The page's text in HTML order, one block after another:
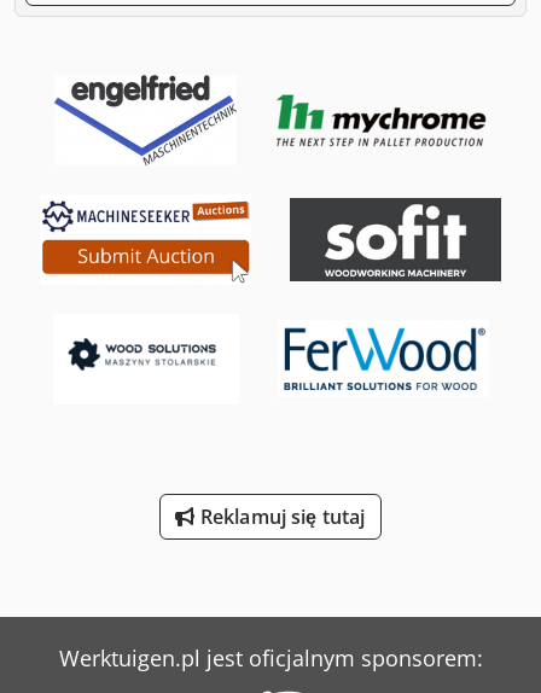
Reklamuj się tutaj
Werktuigen.pl jest oficjalnym sponsorem: